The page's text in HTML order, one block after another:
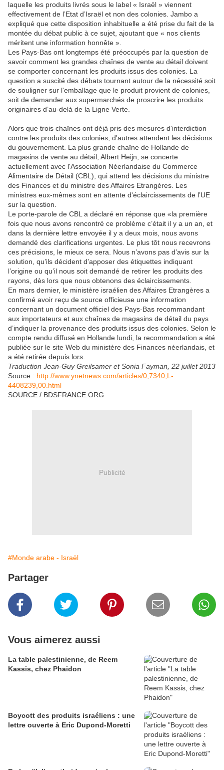
laquelle les produits livrés sous le label « Israël » viennent
effectivement de l’Etat d’Israël et non des colonies. Jambo a
expliqué que cette disposition inhabituelle a été prise du fait de la
montée du débat public à ce sujet, ajoutant que « nos clients
méritent une information honnête ».
Les Pays-Bas ont longtemps été préoccupés par la question de
savoir comment les grandes chaînes de vente au détail doivent
se comporter concernant les produits issus des colonies. La
question a suscité des débats tournant autour de la nécessité soit
de souligner sur l'emballage que le produit provient de colonies,
soit de demander aux supermarchés de proscrire les produits
originaires d’au-delà de la Ligne Verte.
Alors que trois chaînes ont déjà pris des mesures d'interdiction
contre les produits des colonies, d'autres attendent les décisions
du gouvernement. La plus grande chaîne de Hollande de
magasins de vente au détail, Albert Heijn, se concerte
actuellement avec l'Association Néerlandaise du Commerce
Alimentaire de Détail (CBL), qui attend les décisions du ministre
des Finances et du ministre des Affaires Etrangères. Les
ministres eux-mêmes sont en attente d'éclaircissements de l’UE
sur la question.
Le porte-parole de CBL a déclaré en réponse que «la première
fois que nous avons rencontré ce problème c’était il y a un an, et
dans la dernière lettre envoyée il y a deux mois, nous avons
demandé des clarifications urgentes. Le plus tôt nous recevrons
ces précisions, le mieux ce sera. Nous n’avons pas d’avis sur la
solution, qu’ils décident d’apposer des étiquettes indiquant
l’origine ou qu’il nous soit demandé de retirer les produits des
rayons, dès lors que nous obtenons des éclaircissements.
En mars dernier, le ministère israélien des Affaires Etrangères a
confirmé avoir reçu de source officieuse une information
concernant un document officiel des Pays-Bas recommandant
aux importateurs et aux chaînes de magasins de détail du pays
d’indiquer la provenance des produits issus des colonies. Selon le
compte rendu diffusé en Hollande lundi, la recommandation a été
publiée sur le site Web du ministère des Finances néerlandais, et
a été retirée depuis lors.
Traduction Jean-Guy Greilsamer et Sonia Fayman, 22 juillet 2013
Source : http://www.ynetnews.com/articles/0,7340,L-
4408239,00.html
SOURCE / BDSFRANCE.ORG
Publicité
#Monde arabe - Israël
Partager
Vous aimerez aussi
La table palestinienne, de Reem
Kassis, chez Phaidon
Boycott des produits israéliens : une
lettre ouverte à Eric Dupond-Moretti